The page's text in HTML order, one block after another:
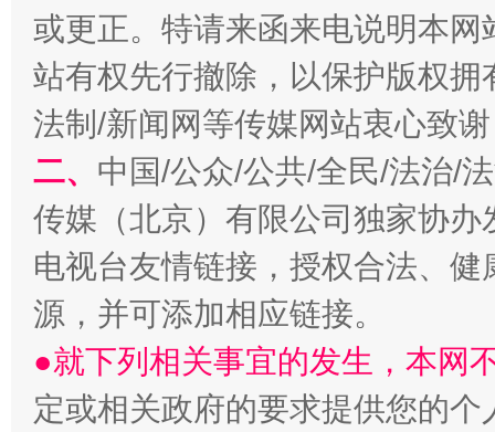
以产业富民促振兴 酒
从幼儿园到大学，有这些资助 “
或更正。特请来函来电说明本
站有权先行撤除，以保护版权
法制/新闻网等传媒网站衷心致
二、 中国/公众/公共/全民/法治/
传媒（北京）有限公司独家协
电视台友情链接，授权合法、
源，并可添加相应链接。
●就下列相关事宜的发生，本网
定或相关政府的要求提供您的个